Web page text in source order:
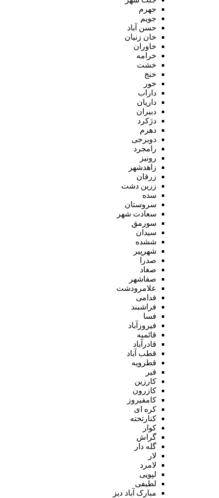
جهرم
جویم
حسن آباد
خان زنیان
خاوران
خرامه
خشت
خنج
خور
داراب
داریان
دبیران
دژکرد
دهرم
دوبرجی
رامجرد
رونیز
زاهدشهر
زرقان
زرین دشت
سده
سروستان
سعادت شهر
سورمق
سیدان
ششده
شهرپیر
صدرا
صغاد
صفاشهر
علامرودشت
فدامی
فراشبند
فسا
فیروزآباد
قائمیه
قادرآباد
قطب آباد
قطرویه
قیر
کارزین
کازرون
کامفیروز
کره ای
کنارتخته
کوار
گراش
گله دار
لار
لامرد
لپویی
لطیفی
مبارک آباد دیز